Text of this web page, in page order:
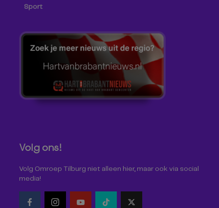
Sport
Volg ons!
Volg Omroep Tilburg niet alleen hier, maar ook via social
media!